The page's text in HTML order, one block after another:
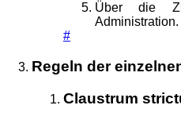
Über die
Administration.
#
Regeln der
Claustrum